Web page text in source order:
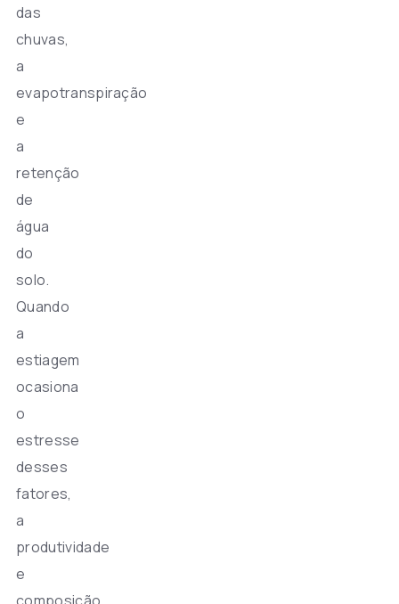
das
chuvas,
a
evapotranspiração
e
a
retenção
de
água
do
solo.
Quando
a
estiagem
ocasiona
o
estresse
desses
fatores,
a
produtividade
e
composição